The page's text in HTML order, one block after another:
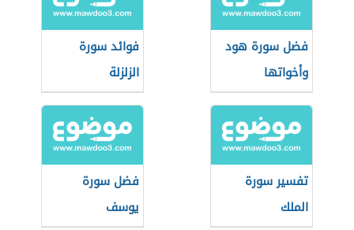
فضل سورة هود
وأخواتها
فوائد سورة
الزلزلة
تفسير سورة
الملك
فضل سورة
يوسف